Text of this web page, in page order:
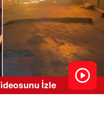
İzle